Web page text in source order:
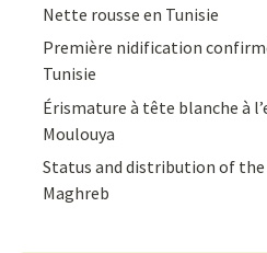
Nette rousse en Tunisie
Première nidification
Tunisie
Érismature à tête blanche à
Moulouya
Status and distribution of
Maghreb